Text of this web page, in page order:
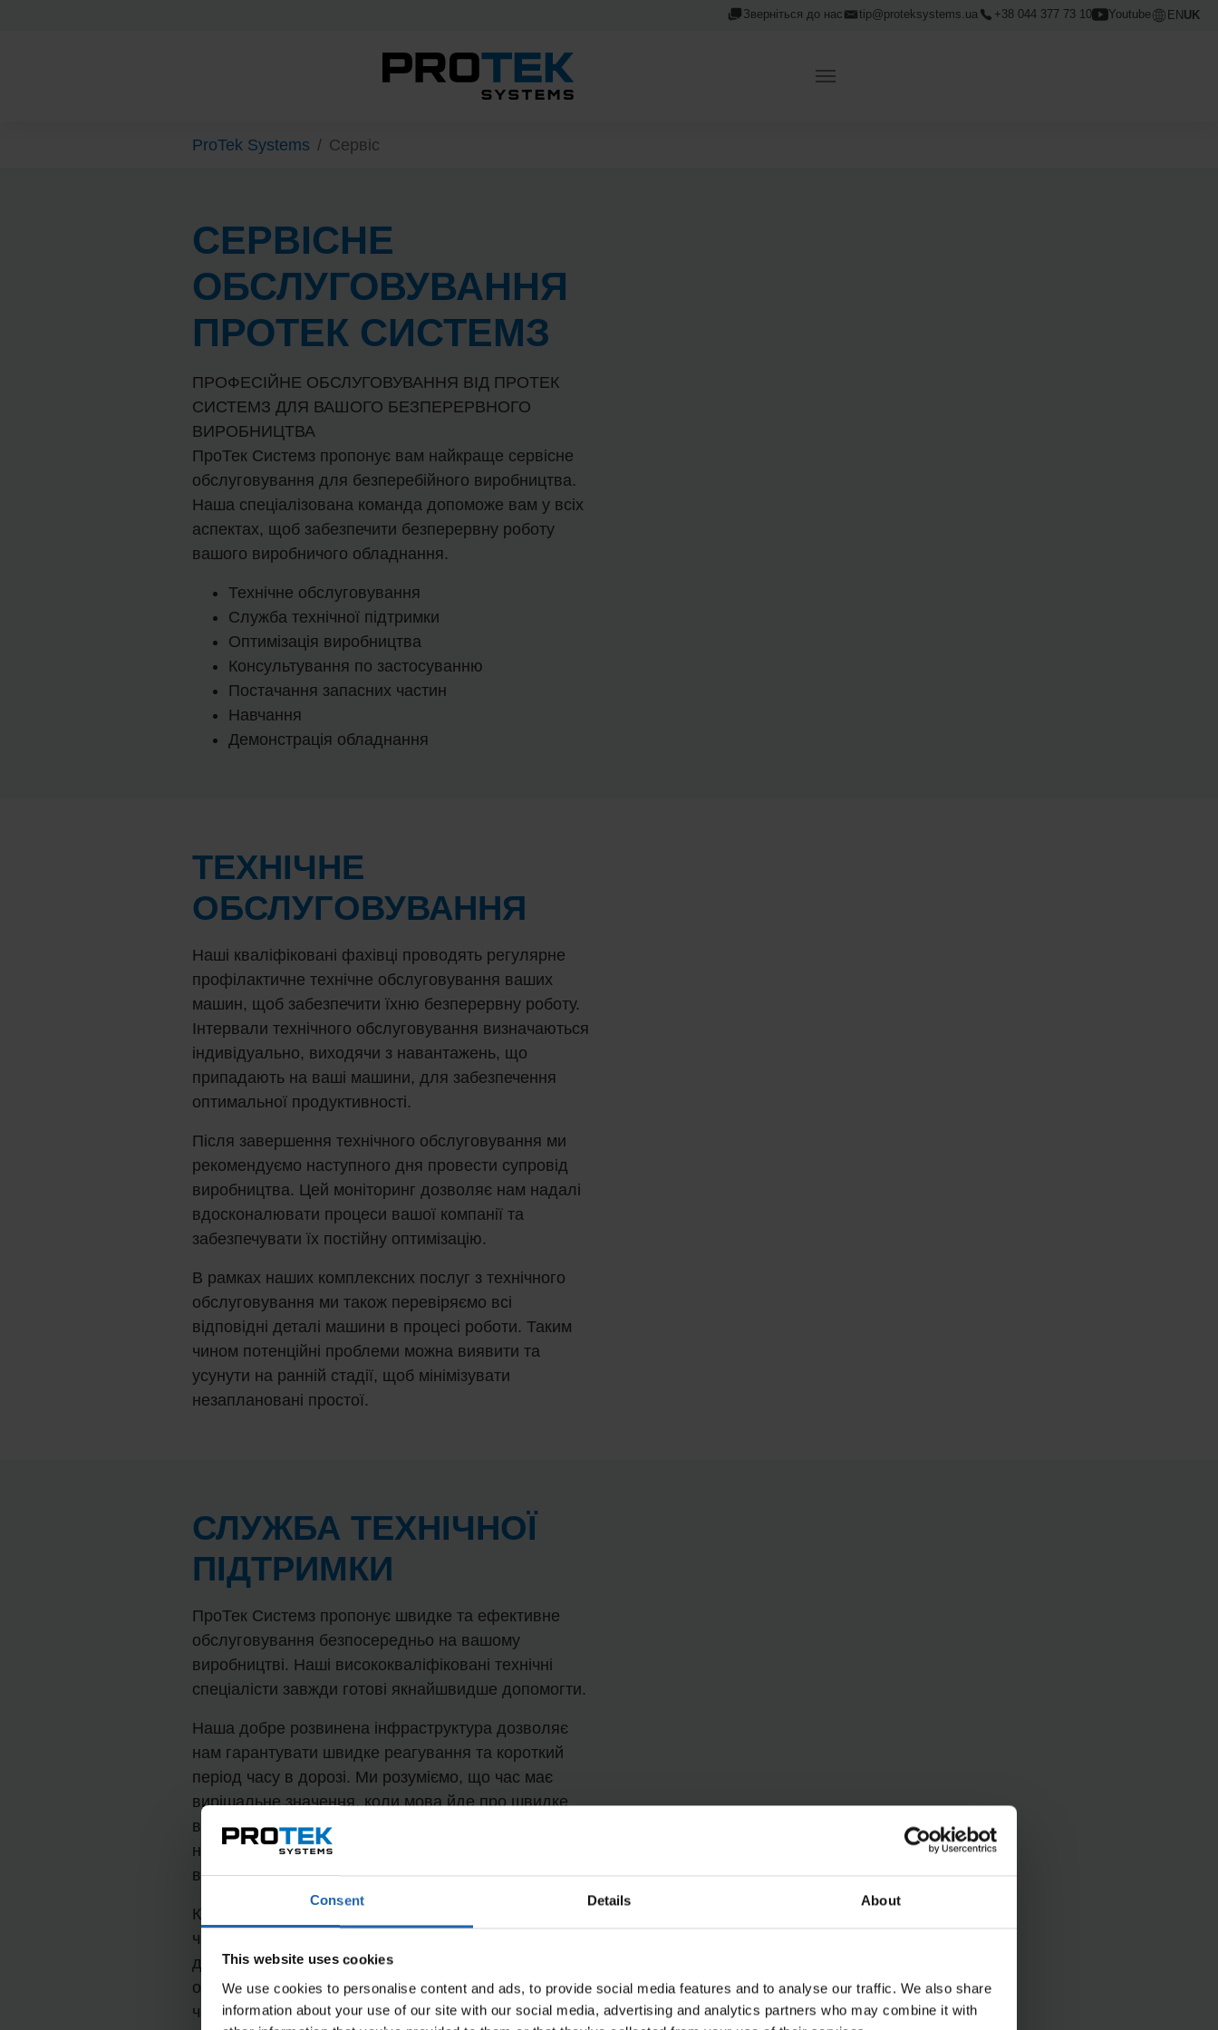
Consent Details About
This website uses cookies
We use cookies to personalise content and ads, to provide social media features and to analyse our traffic. We also share
information about your use of our site with our social media, advertising and analytics partners who may combine it with
Зверніться до нас tip@proteksystems.ua +38 044 377 73 10 Youtube EN UK
You are here:
ProTek Systems Сервіс
СЕРВІСНЕ
ОБСЛУГОВУВАННЯ
ПРОТЕК СИСТЕМЗ
ПРОФЕСІЙНЕ ОБСЛУГОВУВАННЯ ВІД ПРОТЕК
СИСТЕМЗ ДЛЯ ВАШОГО БЕЗПЕРЕРВНОГО
ВИРОБНИЦТВА
ПроТек Системз пропонує вам найкраще сервісне
обслуговування для безперебійного виробництва.
Наша спеціалізована команда допоможе вам у всіх
аспектах, щоб забезпечити безперервну роботу
вашого виробничого обладнання.
Технічне обслуговування
Служба технічної підтримки
Оптимізація виробництва
Консультування по застосуванню
Постачання запасних частин
Навчання
Демонстрація обладнання
ТЕХНІЧНЕ
ОБСЛУГОВУВАННЯ
Наші кваліфіковані фахівці проводять регулярне
профілактичне технічне обслуговування ваших
машин, щоб забезпечити їхню безперервну роботу.
Інтервали технічного обслуговування визначаються
індивідуально, виходячи з навантажень, що
припадають на ваші машини, для забезпечення
оптимальної продуктивності.
Після завершення технічного обслуговування ми
рекомендуємо наступного дня провести супровід
виробництва. Цей моніторинг дозволяє нам надалі
вдосконалювати процеси вашої компанії та
забезпечувати їх постійну оптимізацію.
В рамках наших комплексних послуг з технічного
обслуговування ми також перевіряємо всі
відповідні деталі машини в процесі роботи. Таким
чином потенційні проблеми можна виявити та
усунути на ранній стадії, щоб мінімізувати
незаплановані простої.
СЛУЖБА ТЕХНІЧНОЇ
ПІДТРИМКИ
ПроТек Системз пропонує швидке та ефективне
обслуговування безпосередньо на вашому
виробництві. Наші висококваліфіковані технічні
спеціалісти завжди готові якнайшвидше допомогти.
Наша добре розвинена інфраструктура дозволяє
нам гарантувати швидке реагування та короткий
період часу в дорозі. Ми розуміємо, що час має
вирішальне значення, коли мова йде про швидке
відновлення експлуатації ваших машин. Тому ми
негайно відправляємо до вас наших техніків для
виконання необхідних ремонтних робіт.
Кожен із наших техніків має великий запас запасних
частин у своєму службовому автомобілі. Це
дозволяє нам усувати більшість проблем з
обладнанням безпосередньо на місці і скоротити
час простою до абсолютного мінімуму.